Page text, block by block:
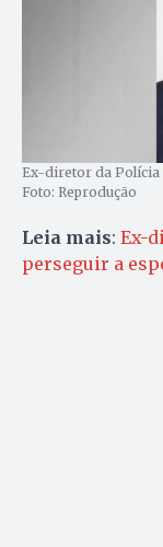
Ex-diretor da Polícia
Foto: Reprodução
Leia mais: Ex-
perseguir a